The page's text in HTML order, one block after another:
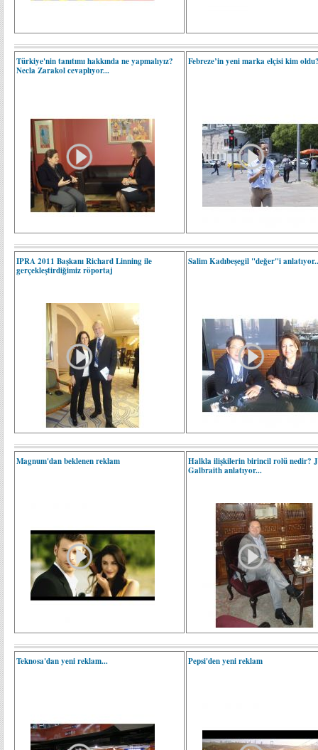
Türkiye'nin tanıtımı hakkında ne yapmalıyız?
Necla Zarakol cevaplıyor...
Febreze’in yeni marka elçisi kim
IPRA 2011 Başkanı Richard Linning ile
gerçekleştirdiğimiz röportaj
Salim Kadıbeşegil "değer"i
Magnum'dan beklenen reklam
Halkla ilişkilerin birincil rolü nedir?
Galbraith anlatıyor...
Teknosa'dan yeni reklam... Pepsi'den yeni reklam